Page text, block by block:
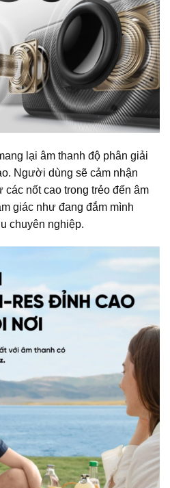
lại âm thanh độ phân giải
Người dùng sẽ cảm nhận
nốt cao trong trẻo đến âm
giác như đang đắm mình
chuyên nghiệp.